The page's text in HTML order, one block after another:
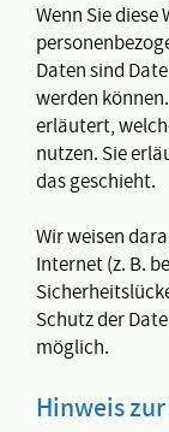
Wenn Sie
Daten sind
werden
erläutert,
nutzen. Sie
das geschieht.
Wir weisen
Internet (z. B.
Schutz der
möglich.
Hinweis